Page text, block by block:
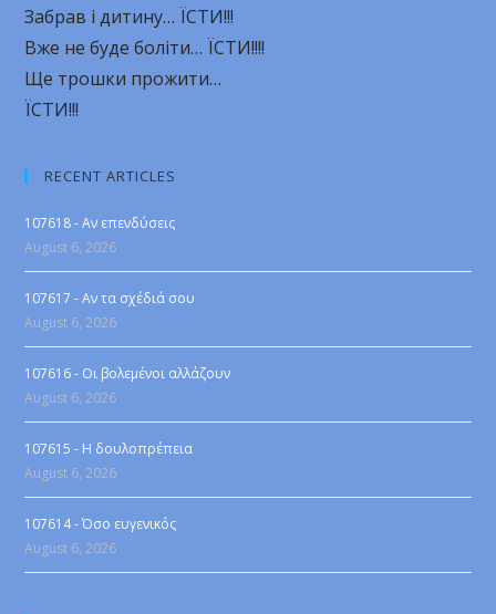
Забрав і дитину… ЇСТИ!!!
Вже не буде боліти… ЇСТИ!!!!
Ще трошки прожити…
ЇСТИ!!!
RECENT ARTICLES
107618 - Αν επενδύσεις
August 6, 2026
107617 - Αν τα σχέδιά σου
August 6, 2026
107616 - Οι βολεμένοι αλλάζουν
August 6, 2026
107615 - Η δουλοπρέπεια
August 6, 2026
107614 - Όσο ευγενικός
August 6, 2026